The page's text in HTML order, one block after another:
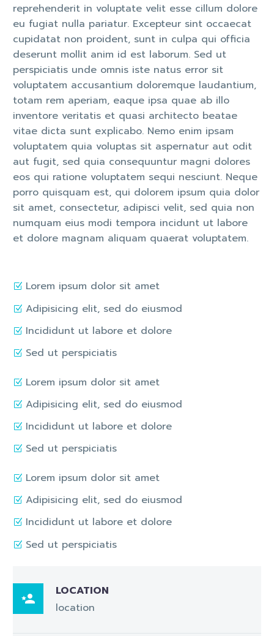
reprehenderit in voluptate velit esse cillum dolore
eu fugiat nulla pariatur. Excepteur sint occaecat
cupidatat non proident, sunt in culpa qui officia
deserunt mollit anim id est laborum. Sed ut
perspiciatis unde omnis iste natus error sit
voluptatem accusantium doloremque laudantium,
totam rem aperiam, eaque ipsa quae ab illo
inventore veritatis et quasi architecto beatae
vitae dicta sunt explicabo. Nemo enim ipsam
voluptatem quia voluptas sit aspernatur aut odit
aut fugit, sed quia consequuntur magni dolores
eos qui ratione voluptatem sequi nesciunt. Neque
porro quisquam est, qui dolorem ipsum quia dolor
sit amet, consectetur, adipisci velit, sed quia non
numquam eius modi tempora incidunt ut labore
et dolore magnam aliquam quaerat voluptatem.
Lorem ipsum dolor sit amet
Adipisicing elit, sed do eiusmod
Incididunt ut labore et dolore
Sed ut perspiciatis
Lorem ipsum dolor sit amet
Adipisicing elit, sed do eiusmod
Incididunt ut labore et dolore
Sed ut perspiciatis
Lorem ipsum dolor sit amet
Adipisicing elit, sed do eiusmod
Incididunt ut labore et dolore
Sed ut perspiciatis

LOCATION
location